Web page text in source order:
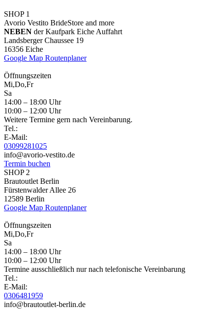
SHOP 1
Avorio Vestito BrideStore and more
NEBEN der Kaufpark Eiche Auffahrt
Landsberger Chaussee 19
16356 Eiche
Google Map Routenplaner
Öffnungszeiten
Mi,Do,Fr
Sa
14:00 – 18:00 Uhr
10:00 – 12:00 Uhr
Weitere Termine gern nach Vereinbarung.
Tel.:
E-Mail:
03099281025
info@avorio-vestito.de
Termin buchen
SHOP 2
Brautoutlet Berlin
Fürstenwalder Allee 26
12589 Berlin
Google Map Routenplaner
Öffnungszeiten
Mi,Do,Fr
Sa
14:00 – 18:00 Uhr
10:00 – 12:00 Uhr
Termine ausschließlich nur nach telefonische Vereinbarung
Tel.:
E-Mail:
0306481959
info@brautoutlet-berlin.de